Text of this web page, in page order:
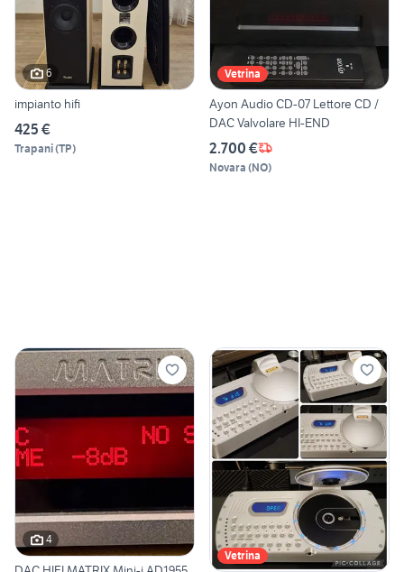
6
impianto hifi
425 €
Trapani(TP)
Vetrina
Ayon Audio CD-07 Lettore CD /
DAC Valvolare HI-END
2.700 €
Novara (NO)
4
Vetrina